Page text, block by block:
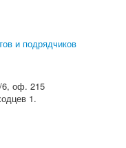
и подрядчиков
6, оф. 215
1.